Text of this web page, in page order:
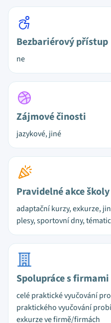
Bezbariérový přístup
ne
Zájmové činosti
jazykové, jiné
Pravidelné akce školy
adaptační kurzy, exkurze,
plesy, sportovní dny,
Spolupráce s firmami
celé praktické vyučování
praktického vyučování
exkurze ve firmě/firmách